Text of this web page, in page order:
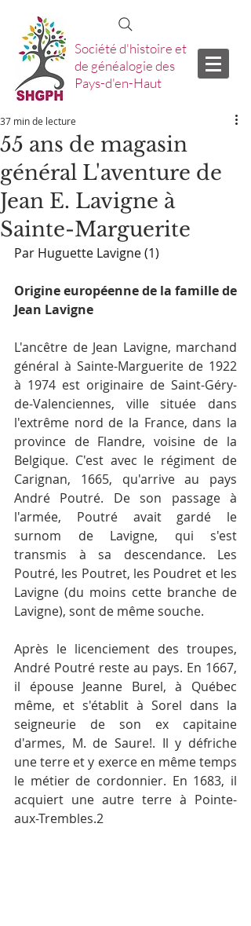
Société d'histoire et
de généalogie des
Pays-d'en-Haut
55 ans de magasin
général L'aventure de
Jean E. Lavigne à
Sainte-Marguerite
37 min de lecture
Par Huguette Lavigne (1)
Origine européenne de la famille de
Jean Lavigne
L'ancêtre de Jean Lavigne, marchand
général à Sainte-Marguerite de 1922
à 1974 est originaire de Saint-Géry-
de-Valenciennes, ville située dans
l'extrême nord de la France, dans la
province de Flandre, voisine de la
Belgique. C'est avec le régiment de
Carignan, 1665, qu'arrive au pays
André Poutré. De son passage à
l'armée, Poutré avait gardé le
surnom de Lavigne, qui s'est
transmis à sa descendance. Les
Poutré, les Poutret, les Poudret et les
Lavigne (du moins cette branche de
Lavigne), sont de même souche.
Après le licenciement des troupes,
André Poutré reste au pays. En 1667,
il épouse Jeanne Burel, à Québec
même, et s'établit à Sorel dans la
seigneurie de son ex­ capitaine
d'armes, M. de Saure!. Il y défriche
une terre et y exerce en même temps
le métier de cordonnier. En 1683, il
acquiert une autre terre à Pointe-
aux-Trembles.2